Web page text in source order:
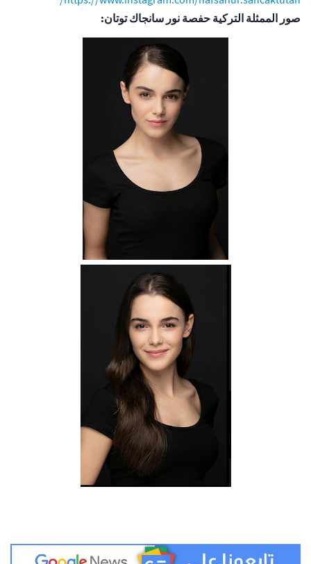
صور الممثلة التركية حفصة نور سانجاك توتان: